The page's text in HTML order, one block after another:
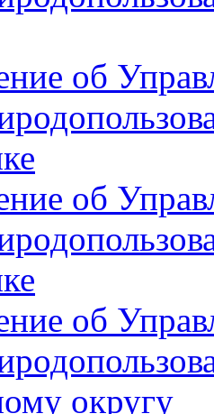
об
об
об
округу